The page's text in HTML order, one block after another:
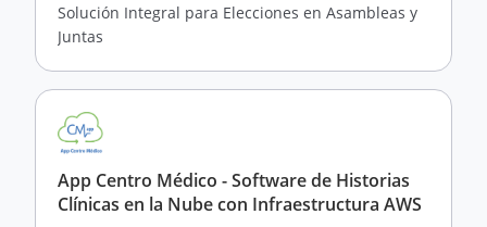
Solución Integral para Elecciones en Asambleas y
Juntas
App Centro Médico - Software de Historias
Clínicas en la Nube con Infraestructura AWS